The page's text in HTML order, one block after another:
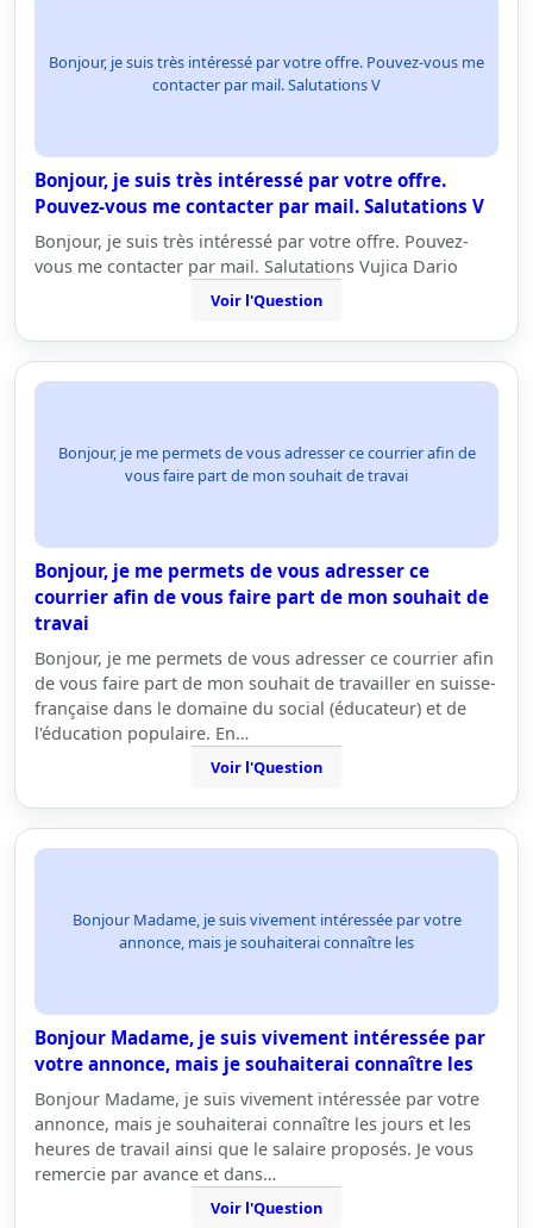
Bonjour, je suis très intéressé par votre offre. Pouvez-vous me
contacter par mail. Salutations V
Bonjour, je suis très intéressé par votre offre.
Pouvez-vous me contacter par mail. Salutations V
Bonjour, je suis très intéressé par votre offre. Pouvez-
vous me contacter par mail. Salutations Vujica Dario
Voir l'Question
Bonjour, je me permets de vous adresser ce courrier afin de
vous faire part de mon souhait de travai
Bonjour, je me permets de vous adresser ce
courrier afin de vous faire part de mon souhait de
travai
Bonjour, je me permets de vous adresser ce courrier afin
de vous faire part de mon souhait de travailler en suisse-
française dans le domaine du social (éducateur) et de
l'éducation populaire. En…
Voir l'Question
Bonjour Madame, je suis vivement intéressée par votre
annonce, mais je souhaiterai connaître les
Bonjour Madame, je suis vivement intéressée par
votre annonce, mais je souhaiterai connaître les
Bonjour Madame, je suis vivement intéressée par votre
annonce, mais je souhaiterai connaître les jours et les
heures de travail ainsi que le salaire proposés. Je vous
remercie par avance et dans…
Voir l'Question